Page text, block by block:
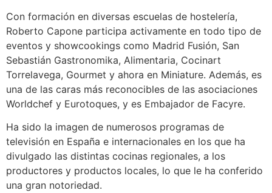
Con formación en diversas escuelas de hostelería,
Roberto Capone participa activamente en todo tipo de
eventos y showcookings como Madrid Fusión, San
Sebastián Gastronomika, Alimentaria, Cocinart
Torrelavega, Gourmet y ahora en Miniature. Además, es
una de las caras más reconocibles de las asociaciones
Worldchef y Eurotoques, y es Embajador de Facyre.
Ha sido la imagen de numerosos programas de
televisión en España e internacionales en los que ha
divulgado las distintas cocinas regionales, a los
productores y productos locales, lo que le ha conferido
una gran notoriedad.